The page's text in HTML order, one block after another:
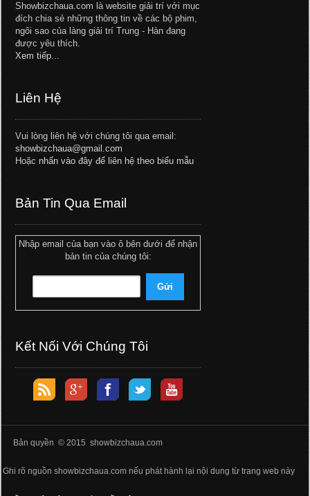
Showbizchaua.com là website giải trí với mục
đích chia sẻ những thông tin về các bộ phim,
ngôi sao của làng giải trí Trung - Hàn đang
được yêu thích.
Xem tiếp...
Liên Hệ
Vui lòng liên hệ với chúng tôi qua email:
showbizchaua@gmail.com
Hoặc nhấn vào đây để liên hệ theo biểu mẫu
Bản Tin Qua Email
Nhập email của bạn vào ô bên dưới để nhận
bản tin của chúng tôi:
Kết Nối Với Chúng Tôi
Bản quyền © 2015 showbizchaua.com
Ghi rõ nguồn showbizchaua.com nếu phát hành lại nội dung từ trang web này